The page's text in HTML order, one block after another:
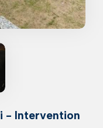
- Intervention